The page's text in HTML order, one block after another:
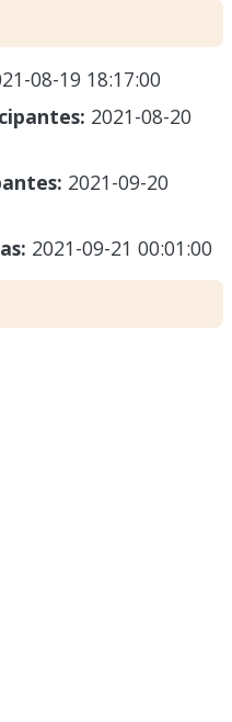
08-19 18:17:00
2021-08-20
2021-09-20
2021-09-21 00:01:00